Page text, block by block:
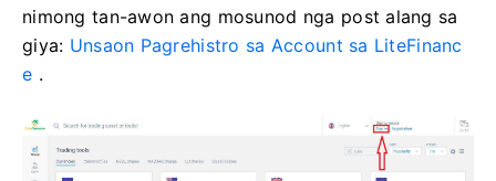
nimong tan-awon ang mosunod nga post alang sa
giya: Unsaon Pagrehistro sa Account sa LiteFinanc
e .